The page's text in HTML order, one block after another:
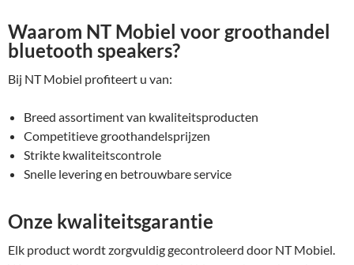
Waarom NT Mobiel voor groothandel
bluetooth speakers?
Bij NT Mobiel profiteert u van:
Breed assortiment van kwaliteitsproducten
Competitieve groothandelsprijzen
Strikte kwaliteitscontrole
Snelle levering en betrouwbare service
Onze kwaliteitsgarantie
Elk product wordt zorgvuldig gecontroleerd door NT Mobiel.